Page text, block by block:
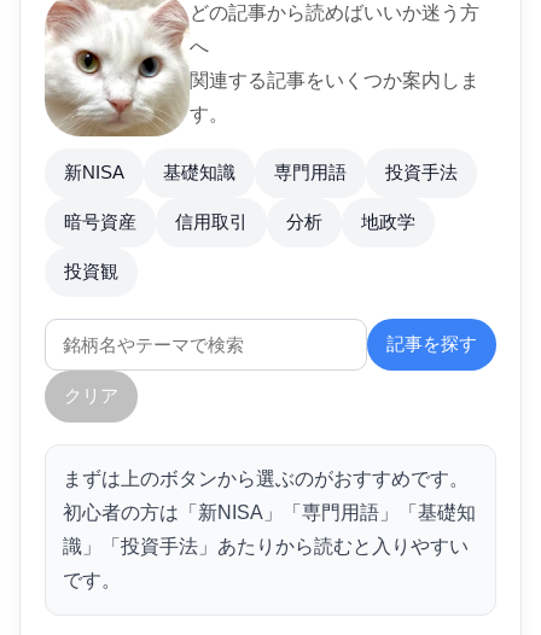
どの記事から読めばいいか迷う方
へ
関連する記事をいくつか案内しま
す。
新NISA 基礎知識 専門用語 投資手法
暗号資産 信用取引 分析 地政学
投資観
記事を探す
クリア
まずは上のボタンから選ぶのがおすすめです。
初心者の方は「新NISA」「専門用語」「基礎知
識」「投資手法」あたりから読むと入りやすい
です。